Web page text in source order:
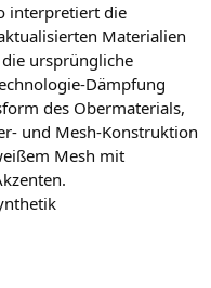
interpretiert die
Materialien
ursprüngliche
Dämpfung
des Obermaterials,
und Mesh-Konstruktion
Mesh mit